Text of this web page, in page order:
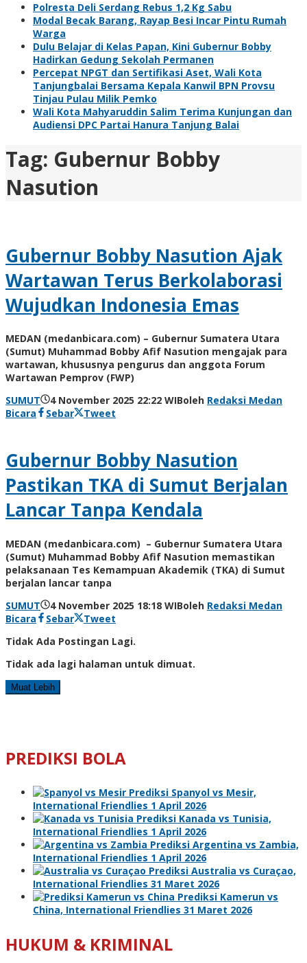
Polresta Deli Serdang Rebus 1,2 Kg Sabu
Modal Becak Barang, Rayap Besi Incar Pintu Rumah
Warga
Dulu Belajar di Kelas Papan, Kini Gubernur Bobby
Hadirkan Gedung Sekolah Permanen
Percepat NPGT dan Sertifikasi Aset, Wali Kota
Tanjungbalai Bersama Kepala Kanwil BPN Provsu
Tinjau Pulau Milik Pemko
Wali Kota Mahyaruddin Salim Terima Kunjungan dan
Audiensi DPC Partai Hanura Tanjung Balai
Tag: Gubernur Bobby
Nasution
Gubernur Bobby Nasution Ajak
Wartawan Terus Berkolaborasi
Wujudkan Indonesia Emas
MEDAN (medanbicara.com) – Gubernur Sumatera Utara
(Sumut) Muhammad Bobby Afif Nasution mengajak para
wartawan, khususnya pengurus dan anggota Forum
Wartawan Pemprov (FWP)
SUMUT
4 November 2025 22:22 WIBoleh Redaksi Medan
Bicara
Sebar Tweet
Gubernur Bobby Nasution
Pastikan TKA di Sumut Berjalan
Lancar Tanpa Kendala
MEDAN (medanbicara.com) – Gubernur Sumatera Utara
(Sumut) Muhammad Bobby Afif Nasution memastikan
pelaksanaan Tes Kemampuan Akademik (TKA) di Sumut
berjalan lancar tanpa
SUMUT
4 November 2025 18:18 WIBoleh Redaksi Medan
Bicara
Sebar
Tweet
Tidak Ada Postingan Lagi.
Tidak ada lagi halaman untuk dimuat.
Muat Lebih
PREDIKSI BOLA
Prediksi Spanyol vs Mesir,
International Friendlies 1 April 2026
Prediksi Kanada vs Tunisia,
International Friendlies 1 April 2026
Prediksi Argentina vs Zambia,
International Friendlies 1 April 2026
Prediksi Australia vs Curaçao,
International Friendlies 31 Maret 2026
Prediksi Kamerun vs
China, International Friendlies 31 Maret 2026
HUKUM & KRIMINAL